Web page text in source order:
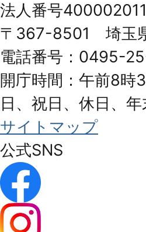
Honjo
City
法人番号
〒367-8501 埼玉
電話番号：0495-25-
開庁時間：午前8時
日、祝日、休日、年
サイトマップ
公式SNS